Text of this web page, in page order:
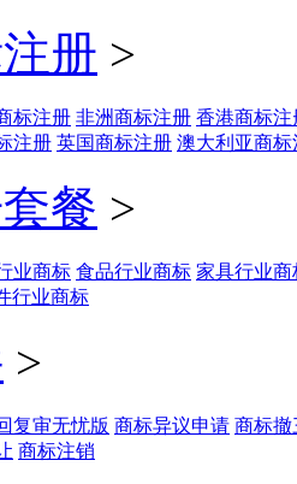
册 >
标注册 非洲商标注册 香港商标注
注册 英国商标注册 澳大利亚商标
餐 >
业商标 食品行业商标 家具行业商
行业商标
>
复审无忧版 商标异议申请 商标撤
商标注销